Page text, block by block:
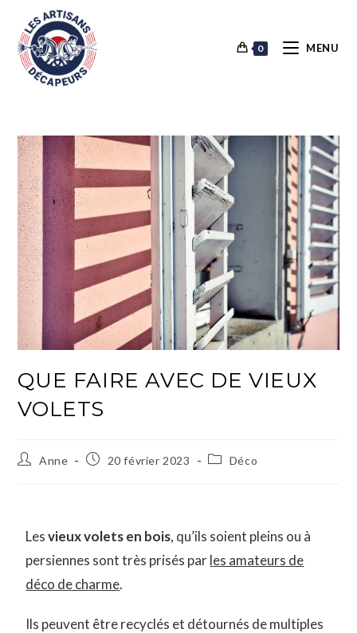
0 MENU
QUE FAIRE AVEC DE VIEUX
VOLETS
Anne 20 février 2023 Déco
Lesvieux volets en bois, qu’ils soient pleins ou à
persiennes sont très prisés parles amateurs de
déco de charme.
Ils peuvent être recyclés et détournés de multiples